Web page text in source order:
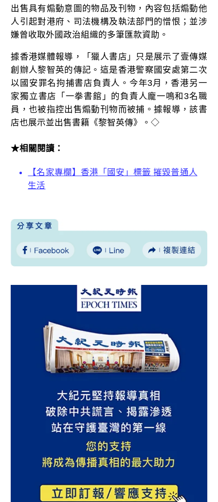
出售具有煽動意圖的物品及刊物，內容包括煽動他
人引起對港府、司法機構及執法部門的憎恨；並涉
嫌曾收取外國政治組織的多筆匯款資助。
據香港媒體報導，「獵人書店」只是展示了壹傳媒
創辦人黎智英的傳記。這是香港警察國安處第二次
以國安罪名拘捕書店負責人。今年3月，香港另一
家獨立書店「一拳書館」的負責人龐一鳴和3名職
員，也被指控出售煽動刊物而被捕。據報導，該書
店也展示並出售書籍《黎智英傳》。◇
★相關閱讀：
【名家專欄】香港「國安」標籤 摧毀普通人
生活